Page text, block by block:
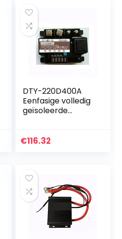
DTY-220D400A
Eenfasige volledig
geïsoleerde
module 400A
Voor…
€116.32